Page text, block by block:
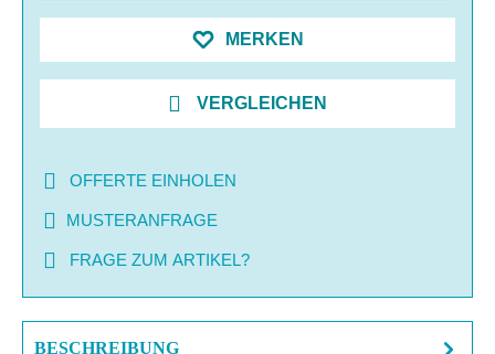
MERKEN
VERGLEICHEN
OFFERTE EINHOLEN
MUSTERANFRAGE
FRAGE ZUM ARTIKEL?
BESCHREIBUNG